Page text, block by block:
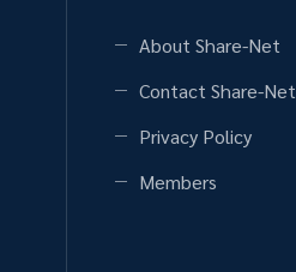
About Share-Net
Contact Share-Net
Privacy Policy
Members